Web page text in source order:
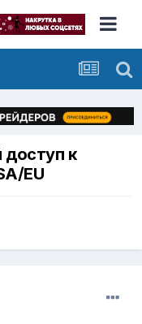
к
EU